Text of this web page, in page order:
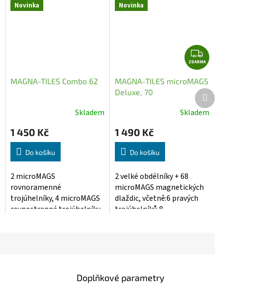
Novinka
MAGNA-TILES Combo 62
Skladem
1 450 Kč
Do košíku
2 microMAGS
rovnoramenné
trojúhelníky, 4 microMAGS
rovnostranné trojúhelníky,
Novinka
Z
D
A
R
M
A
ZDARMA
MAGNA-TILES microMAGS
Deluxe, 70
Skladem
1 490 Kč
Do košíku
2 velké obdélníky + 68
microMAGS magnetických
dlaždic, včetně:6 pravých
trojúhelníků,8...
Další
produkt
Doplňkové parametry